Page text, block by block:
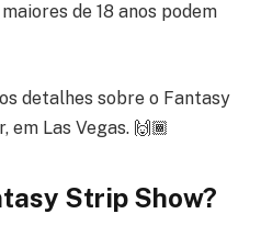
de 18 anos podem
detalhes sobre o Fantasy
Las Vegas. 🙌🏾
Strip Show?